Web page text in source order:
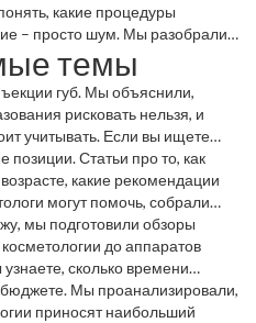
какие процедуры
– просто шум. Мы разобрали
до способов разгладить
нужно знать, чтобы делать
темы
губ. Мы объяснили,
рисковать нельзя, и
учитывать. Если вы ищете
а не только
Статьи про то, как
какие рекомендации
могут помочь, собрали
получили простые
возможно, лазерные
мы подготовили обзоры
до аппаратов
сколько времени
лазера и какие процедуры
Мы проанализировали,
приносят наибольший